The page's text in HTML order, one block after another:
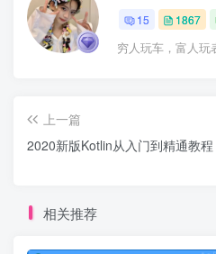
15 1867
穷人玩车，富人玩
上一篇
2020新版Kotlin从入门到精通教程
相关推荐